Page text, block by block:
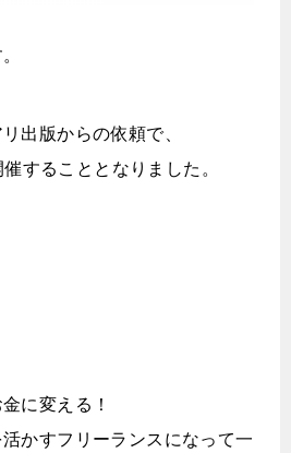
出版からの依頼で、
することとなりました。
に変える！
かすフリーランスになって一